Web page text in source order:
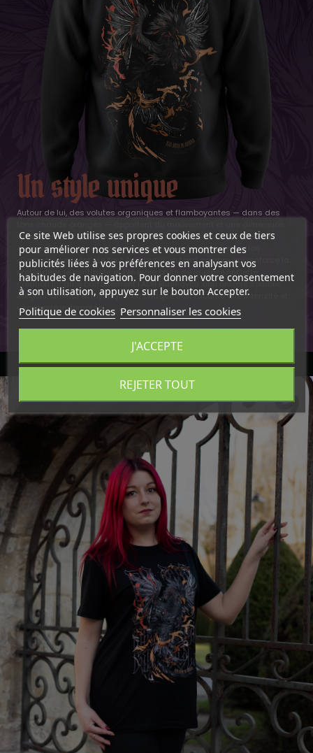
Un style unique
Autour de lui, des volutes organiques et flamboyantes — dans des
quasi surnaturelle à la composition. Les serres sont représentées
avec précision, tendues vers l’avant, accentuant la sensation
d’impact imminent.nLe tout évolue sur un fond sombre qui renforce la
profondeur, le contraste et l’énergie brute de la pièce.nnCette
création incarne parfaitement l’ADN BlueRaven :nun univers sombre,
élégant, animal et mystique, où chaque trait raconte une intensité et
une liberté indomptée.
Ce site Web utilise ses propres cookies et ceux de tiers
pour améliorer nos services et vous montrer des
publicités liées à vos préférences en analysant vos
habitudes de navigation. Pour donner votre consentement
à son utilisation, appuyez sur le bouton Accepter.
Politique de cookies Personnaliser les cookies
REJETER TOUT
J'ACCEPTE